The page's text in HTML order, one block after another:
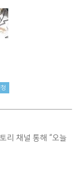
리 채널 통해 “오늘